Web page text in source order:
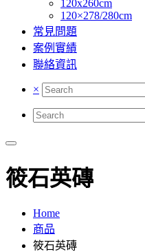
120x260cm
120×278/280cm
常見問題
案例實績
聯絡資訊
×
筱石英磚
Home
商品
筱石英磚